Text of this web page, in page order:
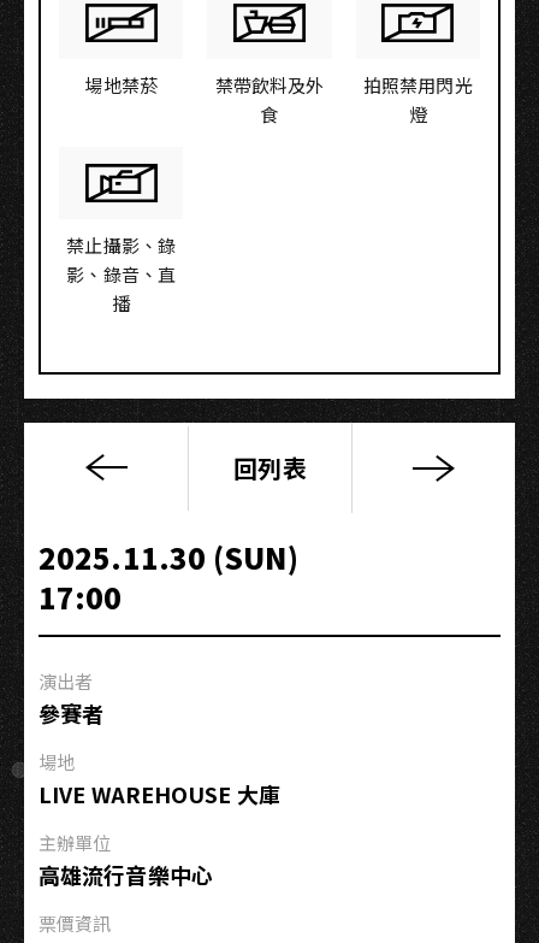
場地禁菸
禁帶飲料及外
食
拍照禁用閃光
燈
禁止攝影、錄
影、錄音、直
播
《2025
流
系
樂
團
興
奮
波》
音
徵
回列表
2025.11.30 (SUN)
17:00
演出者
參賽者
場地
LIVE WAREHOUSE 大庫
主辦單位
高雄流行音樂中心
票價資訊